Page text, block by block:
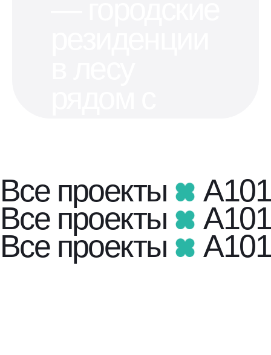
продаж!
«Хольм»
— городские
Все проекты A101
Все проекты A101
Все проекты A101